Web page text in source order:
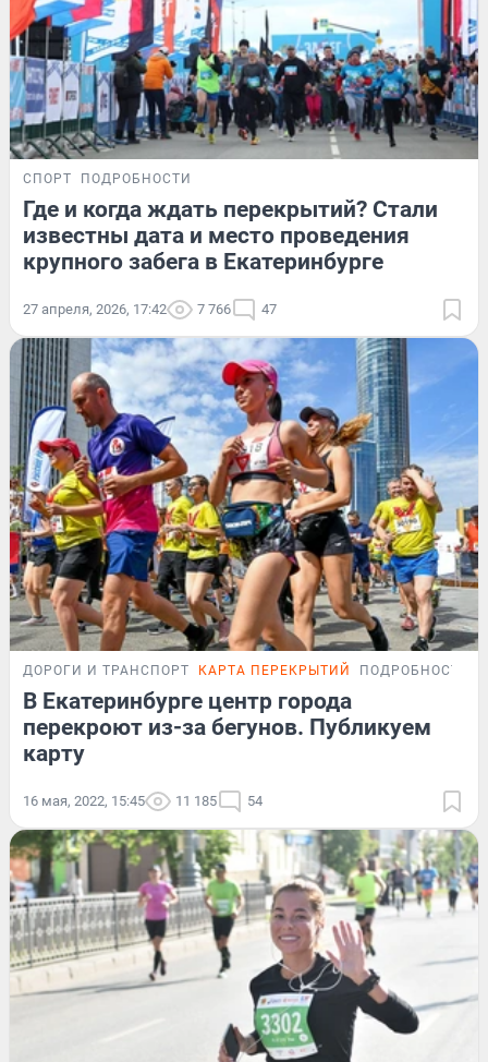
СПОРТ ПОДРОБНОСТИ
Где и когда ждать перекрытий? Стали
известны дата и место проведения
крупного забега в Екатеринбурге
27 апреля, 2026, 17:42 7 766 47
ДОРОГИ И ТРАНСПОРТ КАРТА ПЕРЕКРЫТИЙ ПОДРОБНОСТИ
В Екатеринбурге центр города
перекроют из-за бегунов. Публикуем
карту
16 мая, 2022, 15:45 11 185 54